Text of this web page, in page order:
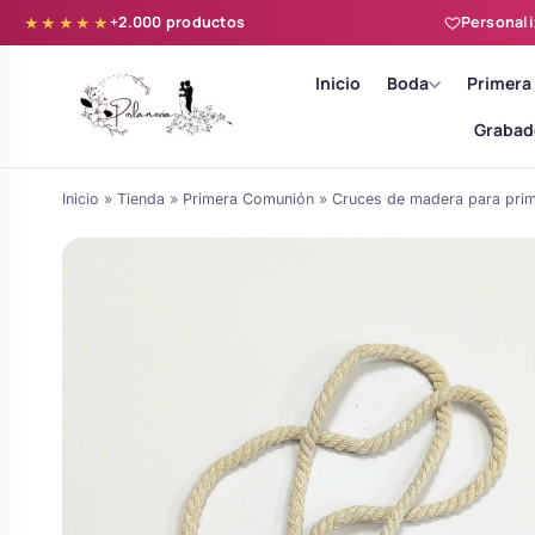
★★★★★+2.000 productos
Inicio Boda
Árboles de Huellas para Primera
Batas de comunión personalizadas
Inicio » Tienda » Primera Comunión » Cruces de madera para